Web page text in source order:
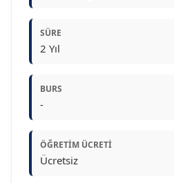
SÜRE
2 Yıl
BURS
-
ÖĞRETIM ÜCRETI
Ücretsiz